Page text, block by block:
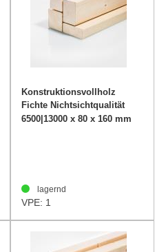
Konstruktionsvollholz
Fichte Nichtsichtqualität
80/160mm
6500|13000 x 80 x 160 mm
lagernd
VPE: 1